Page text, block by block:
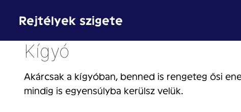
Rejtélyek szigete
Kígyó
Akárcsak a kígyóban, benned is rengeteg ősi
mindig is egyensúlyba kerülsz velük.